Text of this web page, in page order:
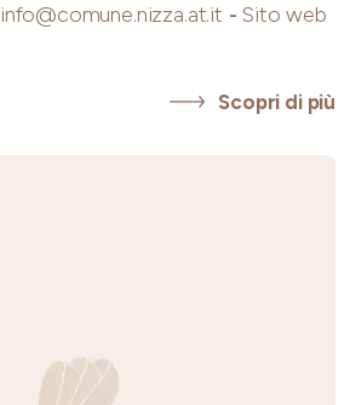
info@comune.nizza.at.it - Sito web
Scopri di più